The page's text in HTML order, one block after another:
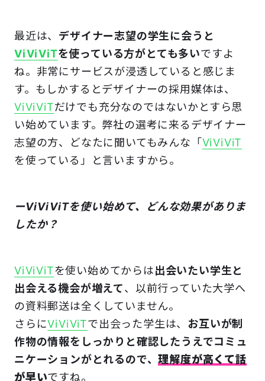
最近は、 デザイナー志望の学生に会うと
ViViViTを使っている方がとても多いですよ
ね。非常にサービスが浸透していると感じま
す。もしかするとデザイナーの採用媒体は、
ViViViTだけでも充分なのではないかとすら思
い始めています。弊社の選考に来るデザイナー
志望の方、どなたに聞いてもみんな「 ViViViT
を使っている」と言いますから。
ーViViViTを使い始めて、どんな効果がありま
したか？
ViViViTを使い始めてからは出会いたい学生と
出会える機会が増えて、以前行っていた大学へ
の資料郵送は全くしていません。
さらにViViViTで出会った学生は、 お互いが制
作物の情報をしっかりと確認したうえでコミュ
ニケーションがとれるので、理解度が高くて話
が早いですね。